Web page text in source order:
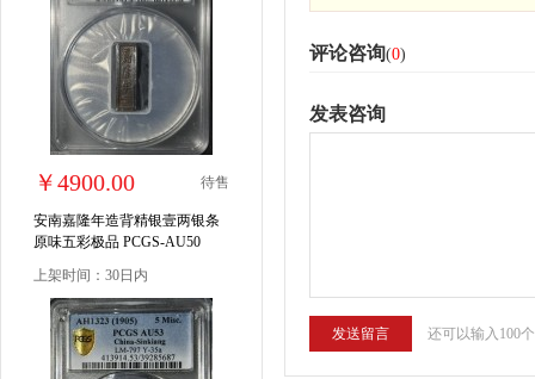
￥4900.00 待售
安南嘉隆年造背精银壹两银条
原味五彩极品 PCGS-AU50
上架时间：30日内
评论咨询(0)
发表咨询
还可以输入100